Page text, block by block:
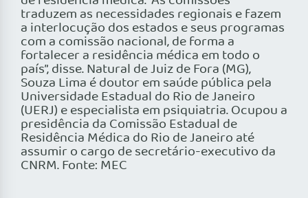
traduzem as necessidades regionais e fazem
a interlocução dos estados e seus programas
com a comissão nacional, de forma a
fortalecer a residência médica em todo o
país”, disse. Natural de Juiz de Fora (MG),
Souza Lima é doutor em saúde pública pela
Universidade Estadual do Rio de Janeiro
(UERJ) e especialista em psiquiatria. Ocupou a
presidência da Comissão Estadual de
Residência Médica do Rio de Janeiro até
assumir o cargo de secretário-executivo da
CNRM. Fonte: MEC